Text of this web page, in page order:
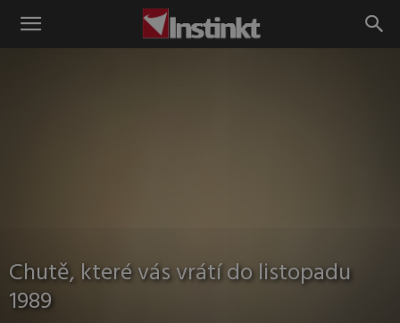
Instinkt
Chutě, které vás vrátí do listopadu
1989